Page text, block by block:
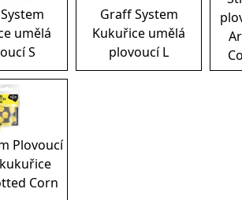
umělá
S
Graff System
Kukuřice umělá
plovoucí L
Plovoucí
Corn